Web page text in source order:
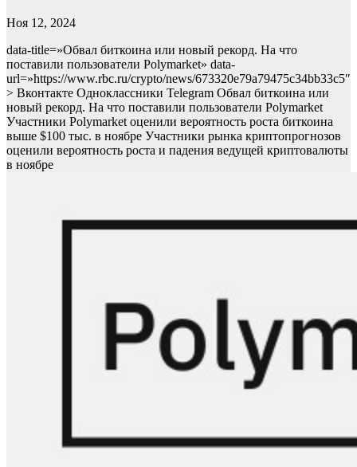
Ноя 12, 2024
data-title=»Обвал биткоина или новый рекорд. На что
поставили пользователи Polymarket» data-
url=»https://www.rbc.ru/crypto/news/673320e79a79475c34bb33c5″
> Вконтакте Одноклассники Telegram Обвал биткоина или
новый рекорд. На что поставили пользователи Polymarket
Участники Polymarket оценили вероятность роста биткоина
выше $100 тыс. в ноябре Участники рынка криптопрогнозов
оценили вероятность роста и падения ведущей криптовалюты
в ноябре